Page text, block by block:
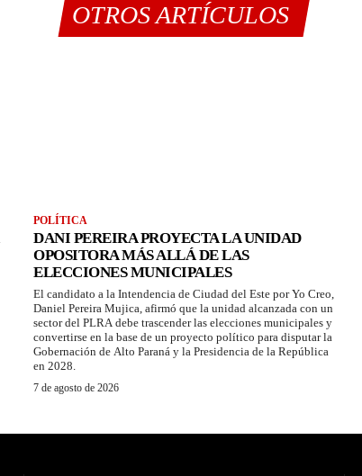
OTROS ARTÍCULOS
POLÍTICA
DANI PEREIRA PROYECTA LA UNIDAD
OPOSITORA MÁS ALLÁ DE LAS
ELECCIONES MUNICIPALES
El candidato a la Intendencia de Ciudad del Este por Yo Creo,
Daniel Pereira Mujica, afirmó que la unidad alcanzada con un
sector del PLRA debe trascender las elecciones municipales y
convertirse en la base de un proyecto político para disputar la
Gobernación de Alto Paraná y la Presidencia de la República
en 2028.
7 de agosto de 2026